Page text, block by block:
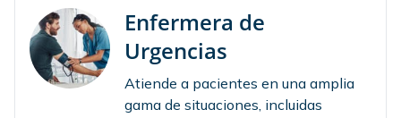
Enfermera de
Urgencias
Atiende a pacientes en una amplia
gama de situaciones, incluidas